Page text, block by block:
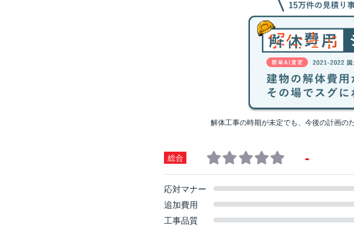
解体工事の時期が未定でも、今後の計画の
総合 -
応対マナー
追加費用
工事品質